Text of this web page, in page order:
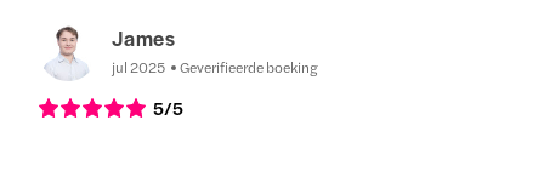
James
jul 2025 Geverifieerde boeking
5/5